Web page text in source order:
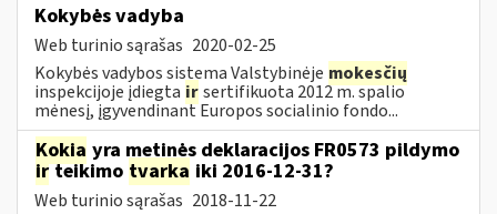
Kokybės vadyba
Web turinio sąrašas 2020-02-25
Kokybės vadybos sistema Valstybinėje mokesčių
inspekcijoje įdiegta irsertifikuota 2012 m. spalio
mėnesį, įgyvendinant Europos socialinio fondo...
Kokia yra metinės deklaracijos FR0573 pildymo
irteikimo tvarka iki 2016-12-31?
Web turinio sąrašas 2018-11-22